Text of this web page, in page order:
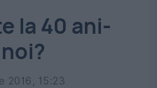
la 40 ani-
2016, 15:23